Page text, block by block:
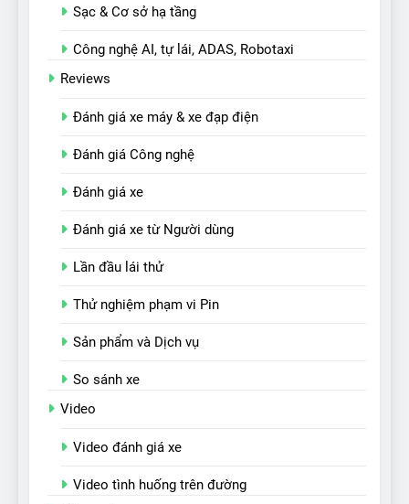
Sạc & Cơ sở hạ tầng
Công nghệ AI, tự lái, ADAS, Robotaxi
Reviews
Đánh giá xe máy & xe đạp điện
Đánh giá Công nghệ
Đánh giá xe
Đánh giá xe từ Người dùng
Lần đầu lái thử
Thử nghiệm phạm vi Pin
Sản phẩm và Dịch vụ
So sánh xe
Video
Video đánh giá xe
Video tình huống trên đường